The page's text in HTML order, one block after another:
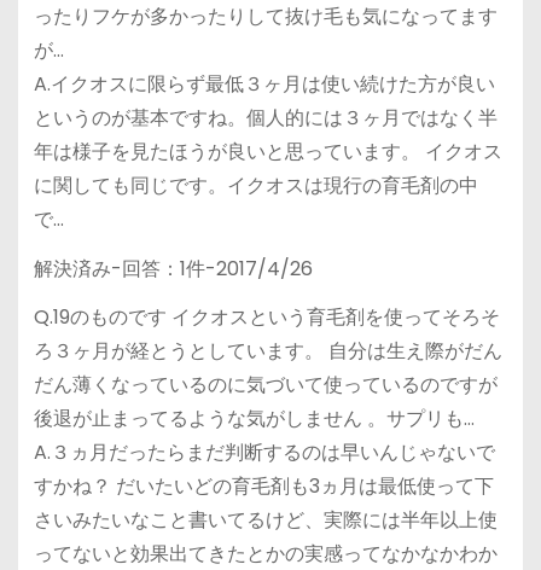
ったりフケが多かったりして抜け毛も気になってます
が…
A.イクオスに限らず最低３ヶ月は使い続けた方が良い
というのが基本ですね。個人的には３ヶ月ではなく半
年は様子を見たほうが良いと思っています。 イクオス
に関しても同じです。イクオスは現行の育毛剤の中
で…
解決済み-回答：1件-2017/4/26
Q.19のものです イクオスという育毛剤を使ってそろそ
ろ３ヶ月が経とうとしています。 自分は生え際がだん
だん薄くなっているのに気づいて使っているのですが
後退が止まってるような気がしません 。サプリも…
A.３ヵ月だったらまだ判断するのは早いんじゃないで
すかね？ だいたいどの育毛剤も3ヵ月は最低使って下
さいみたいなこと書いてるけど、実際には半年以上使
ってないと効果出てきたとかの実感ってなかなかわか